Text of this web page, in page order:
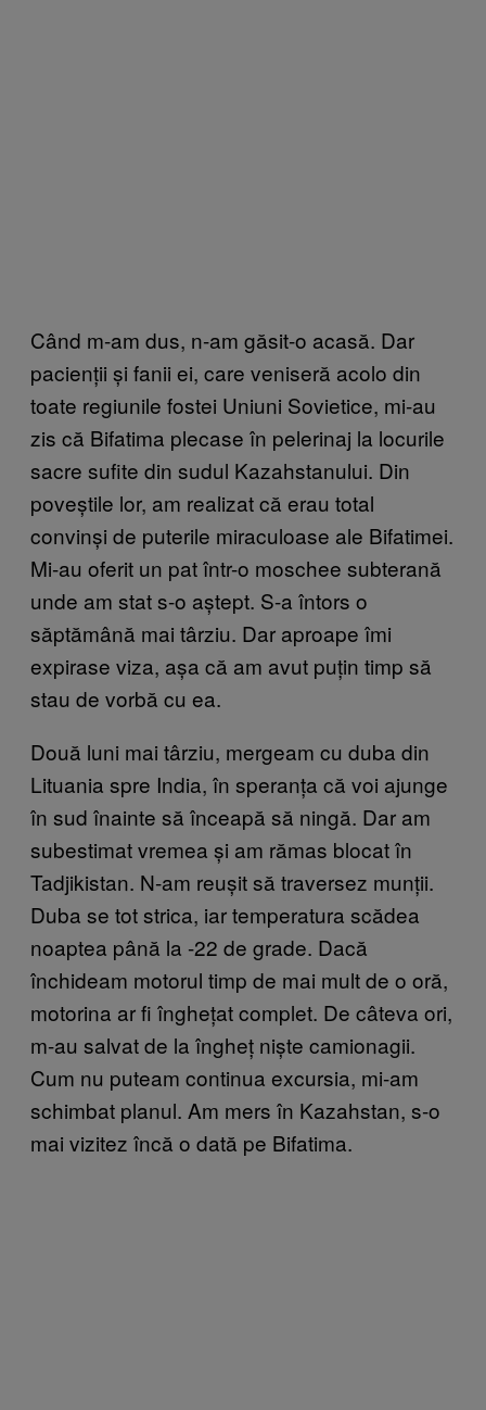
Când m-am dus, n-am găsit-o acasă. Dar
pacienții și fanii ei, care veniseră acolo din
toate regiunile fostei Uniuni Sovietice, mi-au
zis că Bifatima plecase în pelerinaj la locurile
sacre sufite din sudul Kazahstanului. Din
poveștile lor, am realizat că erau total
convinși de puterile miraculoase ale Bifatimei.
Mi-au oferit un pat într-o moschee subterană
unde am stat s-o aștept. S-a întors o
săptămână mai târziu. Dar aproape îmi
expirase viza, așa că am avut puțin timp să
stau de vorbă cu ea.
Două luni mai târziu, mergeam cu duba din
Lituania spre India, în speranța că voi ajunge
în sud înainte să înceapă să ningă. Dar am
subestimat vremea și am rămas blocat în
Tadjikistan. N-am reușit să traversez munții.
Duba se tot strica, iar temperatura scădea
noaptea până la -22 de grade. Dacă
închideam motorul timp de mai mult de o oră,
motorina ar fi înghețat complet. De câteva ori,
m-au salvat de la îngheț niște camionagii.
Cum nu puteam continua excursia, mi-am
schimbat planul. Am mers în Kazahstan, s-o
mai vizitez încă o dată pe Bifatima.